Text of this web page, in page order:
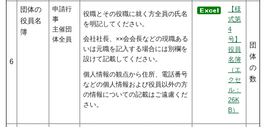
6
団体の
役員名
簿
申請行
事
主催団
体全員
役職とその役職に就く方全員の氏名
を明記してください。
会社社長、××会会長などの現職ある
いは元職を記入する場合には別欄を
設けて記載してください。
個人情報の観点から住所、電話番号
などの個人情報および役員以外の方
の情報についての記載はご遠慮くだ
さい。
【様
式第
4
号】
役員
名簿
（エ
クセ
ル：
26K
B）
団
体
の
数